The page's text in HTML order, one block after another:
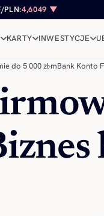
PLN:4,6049 ▼
KARTY INWESTYCJE
do 5 000 zł›mBank Konto